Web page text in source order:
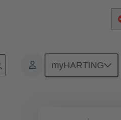
myHARTING
Accessoires Presse-étoupes